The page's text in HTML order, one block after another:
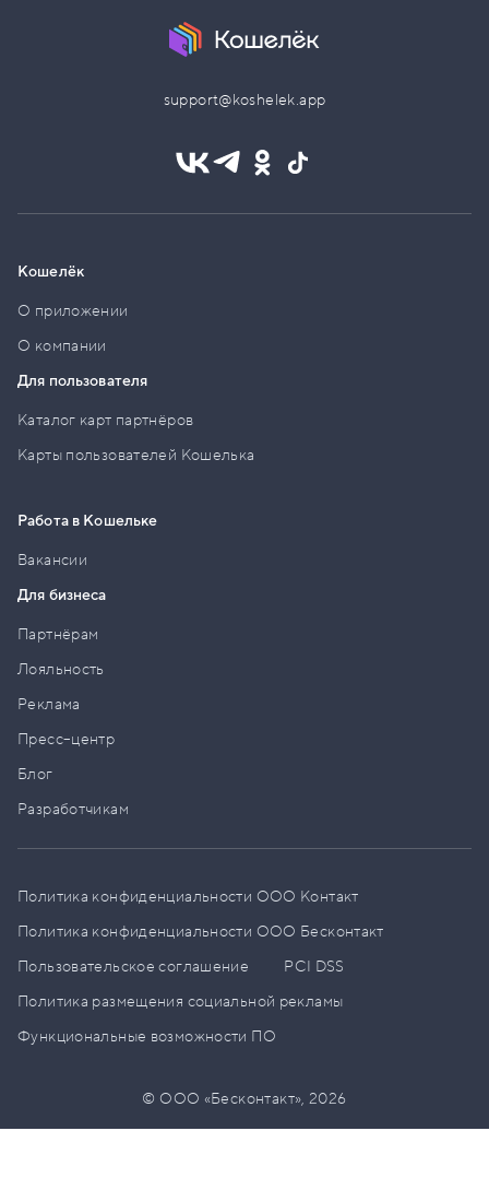
support@koshelek.app
Кошелёк
О приложении
О компании
Для пользователя
Каталог карт партнёров
Карты пользователей Кошелька
Работа в Кошельке
Вакансии
Для бизнеса
Партнёрам
Лояльность
Реклама
Пресс–центр
Блог
Разработчикам
Политика конфиденциальности ООО Контакт
Политика конфиденциальности ООО Бесконтакт
Пользовательское соглашение
PCI DSS
Политика размещения социальной рекламы
Функциональные возможности ПО
© ООО «Бесконтакт»,2026